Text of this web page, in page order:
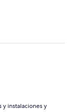
y instalaciones y